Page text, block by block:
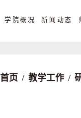
学院概况 新闻动态
首页 / 教学工作 /